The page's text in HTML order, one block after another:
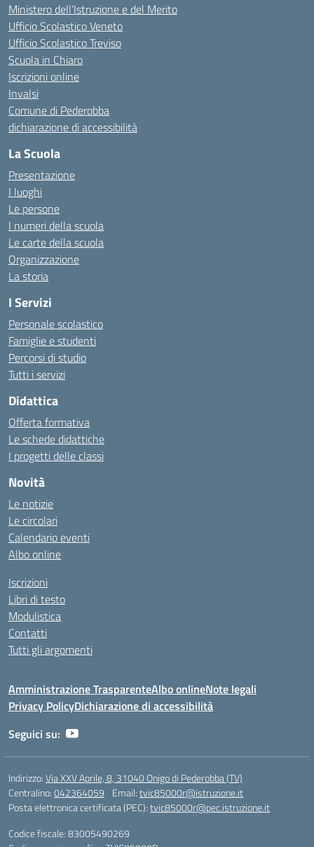
Ministero dell’Istruzione e del Merito
Ufficio Scolastico Veneto
Ufficio Scolastico Treviso
Scuola in Chiaro
Iscrizioni online
Invalsi
Comune di Pederobba
dichiarazione di accessibilità
La Scuola
Presentazione
I luoghi
Le persone
I numeri della scuola
Le carte della scuola
Organizzazione
La storia
I Servizi
Personale scolastico
Famiglie e studenti
Percorsi di studio
Tutti i servizi
Didattica
Offerta formativa
Le schede didattiche
I progetti delle classi
Novità
Le notizie
Le circolari
Calendario eventi
Albo online
Iscrizioni
Libri di testo
Modulistica
Contatti
Tutti gli argomenti
Amministrazione TrasparenteAlbo onlineNote legali
Privacy PolicyDichiarazione di accessibilità
Seguici su:
Indirizzo:Via XXV Aprile, 8, 31040 Onigo di Pederobba (TV)
Centralino:042364059 Email:tvic85000r@istruzione.it
Posta elettronica certificata (PEC):tvic85000r@pec.istruzione.it
Codice fiscale: 83005490269